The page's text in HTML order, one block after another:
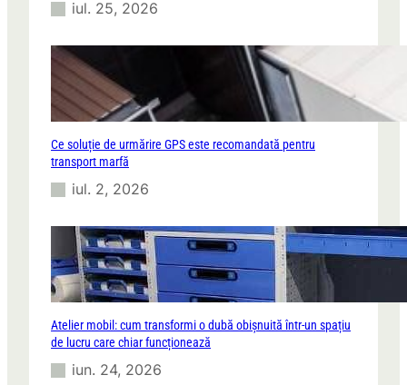
iul. 25, 2026
Ce soluție de urmărire GPS este recomandată pentru
transport marfă
iul. 2, 2026
Atelier mobil: cum transformi o dubă obișnuită într-un spațiu
de lucru care chiar funcționează
iun. 24, 2026